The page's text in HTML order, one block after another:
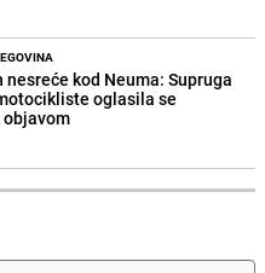
nesreće kod Neuma: Supruga
oglasila se